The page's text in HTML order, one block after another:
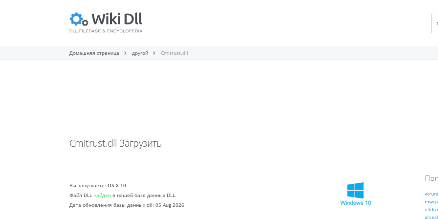
Домашняя страница другой Cmitrust.dll
Cmitrust.dll Загрузить
Вы запускаете: OS X 10
Файл DLL найден в нашей базе данных DLL.
Дата обновления базы данных dll: 05 Aug 2026